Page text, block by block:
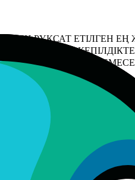
РҰҚСАТ ЕТІЛГЕН
НЕМЕСЕ
ТУЫНДАҒАН
ПАЙДА НЕМЕСЕ
ҚЫЗМЕТ ҮШІН